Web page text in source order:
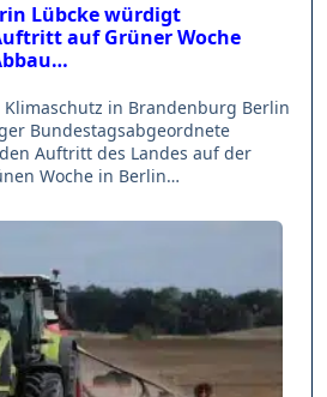
Lübcke würdigt
auf Grüner Woche
in Brandenburg Berlin
Bundestagsabgeordnete
Auftritt des Landes auf der
Woche in Berlin…